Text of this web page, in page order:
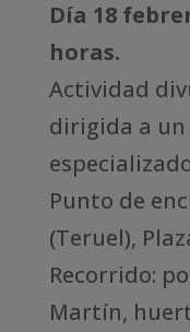
Día 18
horas.
Actividad
dirigida a
Punto de
(Teruel),
Recorrido:
Martín,